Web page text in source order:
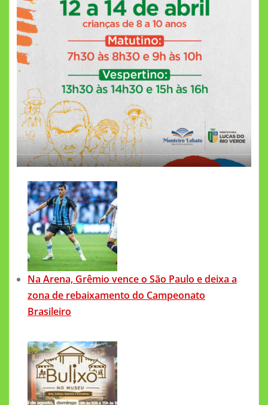
Na Arena, Grêmio vence o São Paulo e deixa a
zona de rebaixamento do Campeonato
Brasileiro